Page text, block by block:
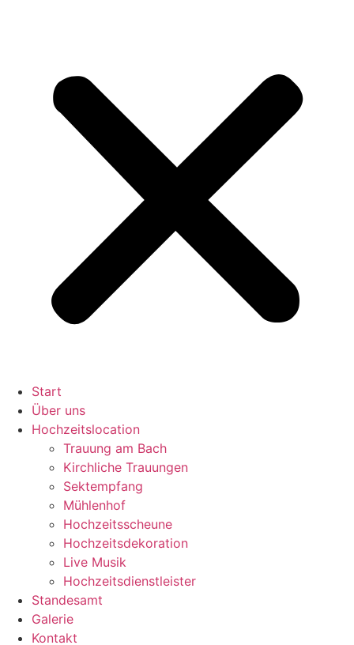
Start
Über uns
Hochzeitslocation
Trauung am Bach
Kirchliche Trauungen
Sektempfang
Mühlenhof
Hochzeitsscheune
Hochzeitsdekoration
Live Musik
Hochzeitsdienstleister
Standesamt
Galerie
Kontakt